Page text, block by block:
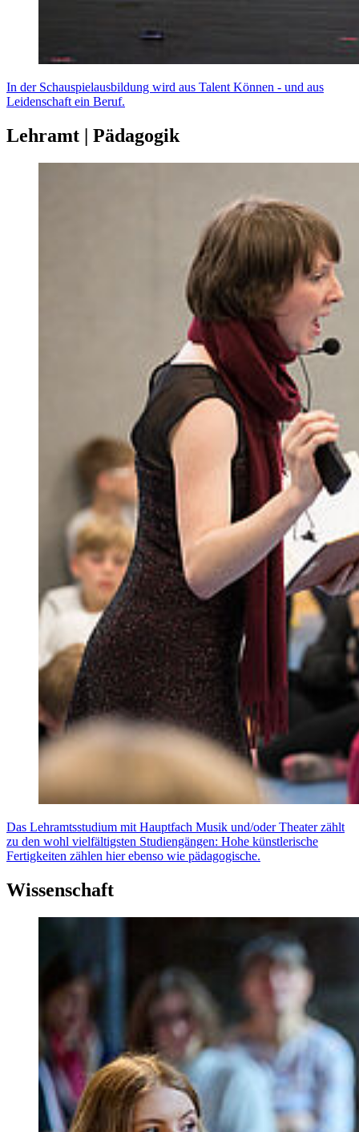
In der Schauspielausbildung wird aus Talent Können - und aus
Leidenschaft ein Beruf.
Lehramt | Pädagogik
Das Lehramtsstudium mit Hauptfach Musik und/oder Theater zählt
zu den wohl vielfältigsten Studiengängen: Hohe künstlerische
Fertigkeiten zählen hier ebenso wie pädagogische.
Wissenschaft